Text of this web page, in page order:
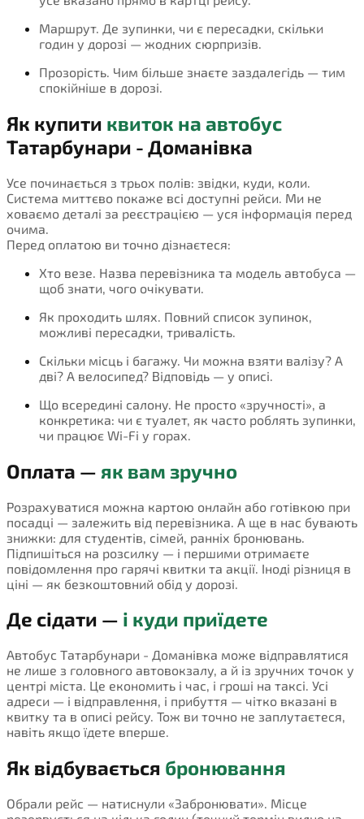
Маршрут. Де зупинки, чи є пересадки, скільки
годин у дорозі — жодних сюрпризів.
Прозорість. Чим більше знаєте заздалегідь — тим
спокійніше в дорозі.
Як купити квиток на автобус
Татарбунари - Доманівка
Усе починається з трьох полів: звідки, куди, коли.
Система миттєво покаже всі доступні рейси. Ми не
ховаємо деталі за реєстрацією — уся інформація перед
очима.
Перед оплатою ви точно дізнаєтеся:
Хто везе. Назва перевізника та модель автобуса —
щоб знати, чого очікувати.
Як проходить шлях. Повний список зупинок,
можливі пересадки, тривалість.
Скільки місць і багажу. Чи можна взяти валізу? А
дві? А велосипед? Відповідь — у описі.
Що всередині салону. Не просто «зручності», а
конкретика: чи є туалет, як часто роблять зупинки,
чи працює Wi-Fi у горах.
Оплата — як вам зручно
Розрахуватися можна картою онлайн або готівкою при
посадці — залежить від перевізника. А ще в нас бувають
знижки: для студентів, сімей, ранніх бронювань.
Підпишіться на розсилку — і першими отримаєте
повідомлення про гарячі квитки та акції. Іноді різниця в
ціні — як безкоштовний обід у дорозі.
Де сідати — і куди приїдете
Автобус Татарбунари - Доманівка може відправлятися
не лише з головного автовокзалу, а й із зручних точок у
центрі міста. Це економить і час, і гроші на таксі. Усі
адреси — і відправлення, і прибуття — чітко вказані в
квитку та в описі рейсу. Тож ви точно не заплутаєтеся,
навіть якщо їдете вперше.
Як відбувається бронювання
Обрали рейс — натиснули «Забронювати». Місце